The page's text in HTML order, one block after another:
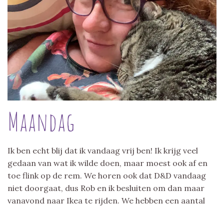
Maandag
Ik ben echt blij dat ik vandaag vrij ben! Ik krijg veel
gedaan van wat ik wilde doen, maar moest ook af en
toe flink op de rem. We horen ook dat D&D vandaag
niet doorgaat, dus Rob en ik besluiten om dan maar
vanavond naar Ikea te rijden. We hebben een aantal